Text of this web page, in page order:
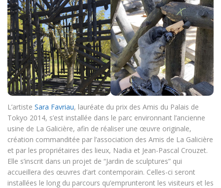
L’artiste Sara Favriau, lauréate du prix des Amis du Palais de
Tokyo 2014, s’est installée dans le parc environnant l’ancienne
usine de La Galicière, afin de réaliser une œuvre originale,
création commanditée par l’association des Amis de La Galicière
et par les propriétaires des lieux, Nadia et Jean-Pascal Crouzet.
Elle s’inscrit dans un projet de “Jardin de sculptures” qui
accueillera des œuvres d’art contemporain. Celles-ci seront
installées le long du parcours qu’emprunteront les visiteurs et les